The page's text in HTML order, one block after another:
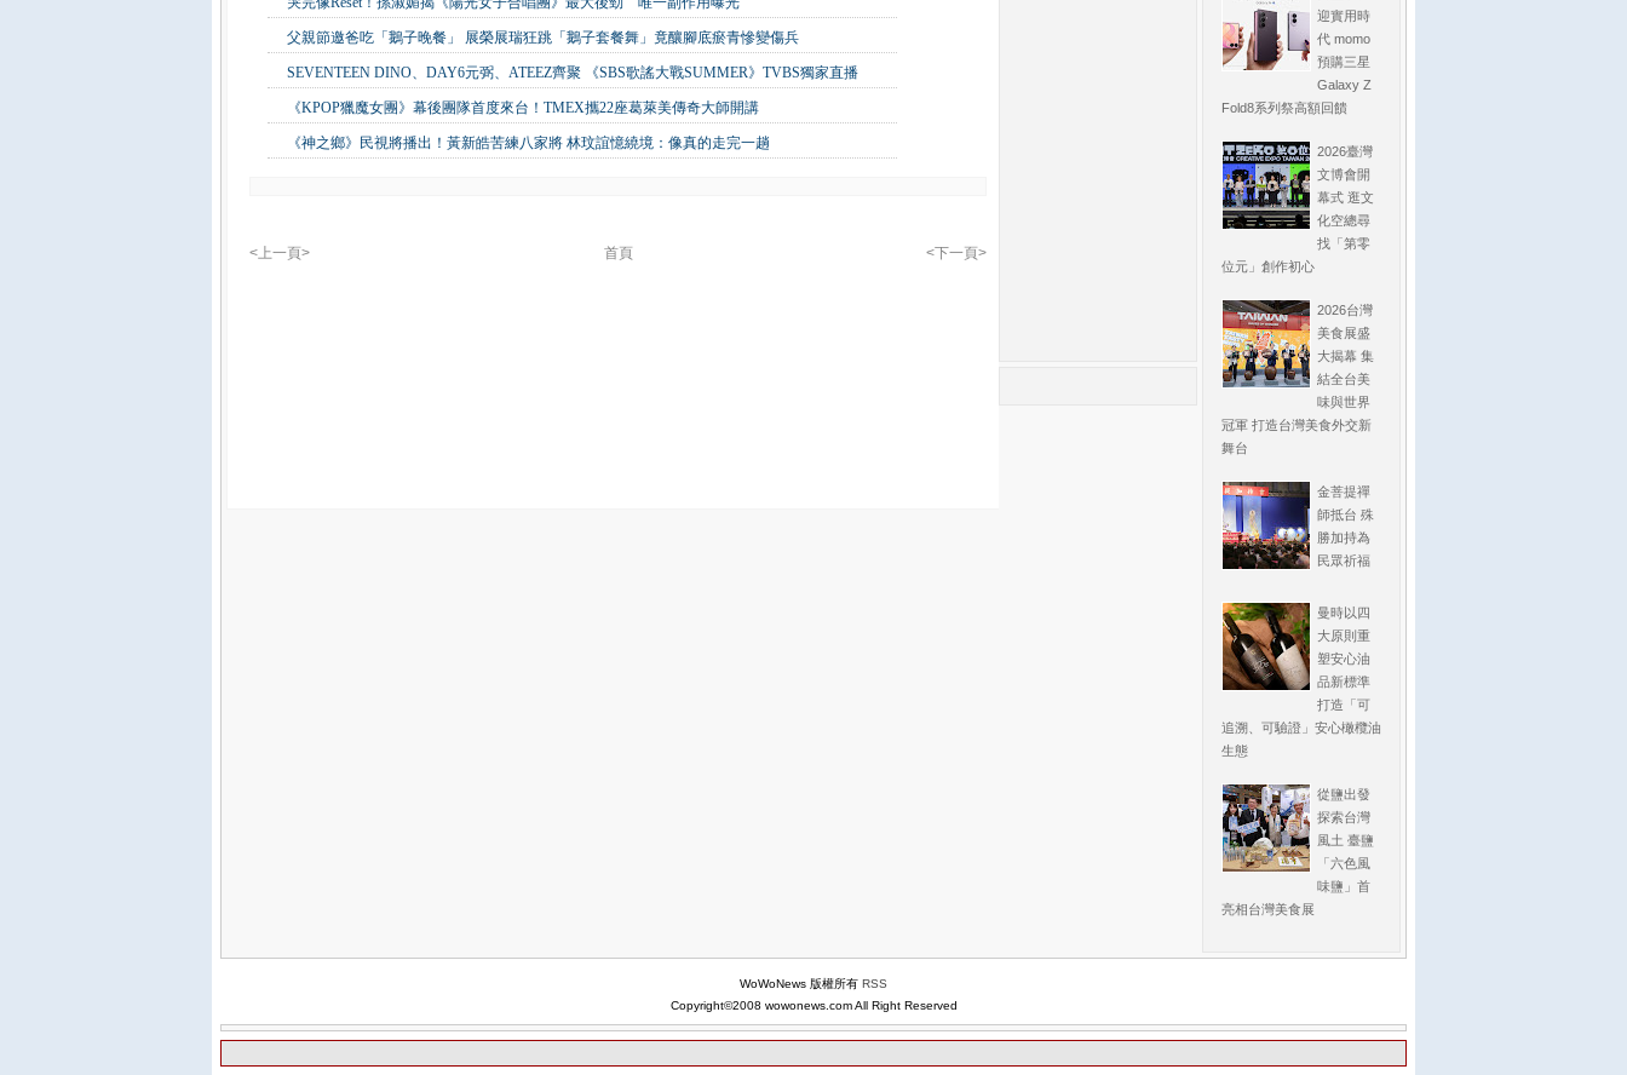
父親節邀爸吃「鵝子晚餐」 展榮展瑞狂跳「鵝子套餐舞」竟釀腳底瘀青慘變傷兵
SEVENTEEN DINO、DAY6元弼、ATEEZ齊聚 《SBS歌謠大戰SUMMER》TVBS獨家直播
《KPOP獵魔女團》幕後團隊首度來台！TMEX攜22座葛萊美傳奇大師開講
《神之鄉》民視將播出！黃新皓苦練八家將 林玟誼憶繞境：像真的走完一趟
<上一頁> <下一頁>
首頁
迎實用時
代 momo
預購三星
Galaxy Z
Fold8系列祭高額回饋
2026臺灣
文博會開
幕式 逛文
化空總尋
找「第零
位元」創作初心
2026台灣
美食展盛
大揭幕 集
結全台美
味與世界
冠軍 打造台灣美食外交新
舞台
金菩提禪
師抵台 殊
勝加持為
民眾祈福
曼時以四
大原則重
塑安心油
品新標準
打造「可
追溯、可驗證」安心橄欖油
生態
從鹽出發
探索台灣
風土 臺鹽
「六色風
味鹽」首
亮相台灣美食展
WoWoNews 版權所有 RSS
Copyright©2008 wowonews.com All Right Reserved